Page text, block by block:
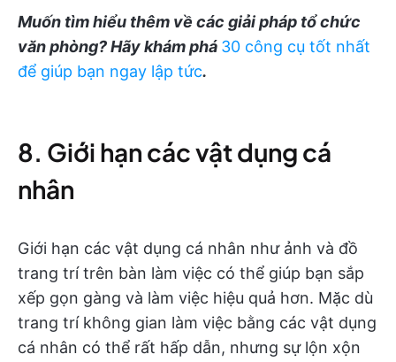
Muốn tìm hiểu thêm về các giải pháp tổ chức
văn phòng? Hãy khám phá 30 công cụ tốt nhất
để giúp bạn ngay lập tức.
8. Giới hạn các vật dụng cá
nhân
Giới hạn các vật dụng cá nhân như ảnh và đồ
trang trí trên bàn làm việc có thể giúp bạn sắp
xếp gọn gàng và làm việc hiệu quả hơn. Mặc dù
trang trí không gian làm việc bằng các vật dụng
cá nhân có thể rất hấp dẫn, nhưng sự lộn xộn